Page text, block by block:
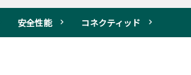
安全性能 コネクティッド